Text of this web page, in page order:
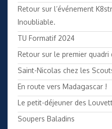
Retour sur l’événement
Inoubliable.
TU Formatif 2024
Retour sur le premier quadri
Saint-Nicolas chez les
En route vers Madagascar !
Le petit-déjeuner des
Soupers Baladins